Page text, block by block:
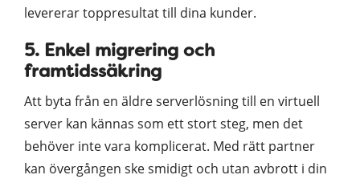
levererar toppresultat till dina kunder.
5. Enkel migrering och
framtidssäkring
Att byta från en äldre serverlösning till en virtuell
server kan kännas som ett stort steg, men det
behöver inte vara komplicerat. Med rätt partner
kan övergången ske smidigt och utan avbrott i din